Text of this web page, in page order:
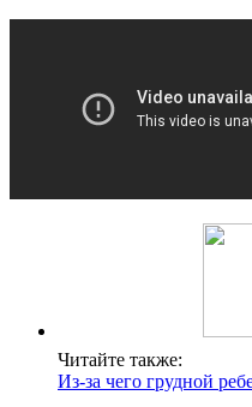
Читайте также:
Из-за чего грудной